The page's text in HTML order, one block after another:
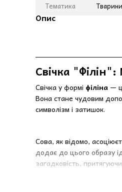
Тематика
Опис
Свічка "Філін":
Свічка у формі філіна—
Вона стане чудовим
символізм і затишок.
Сова, як відомо,
додає до цього образу
загадковість,